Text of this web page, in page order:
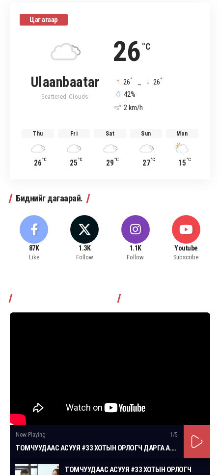
Цаг агаар
26°C
Ulaanbaatar
Scattered Clouds
26° 26°
42%
2 km/h
Thu
26°C
Fri
25°C
Sat
29°C
Sun
27°C
Mon
15°C
Биднийг дагаарай.
87K
Like
1.3K
Follow
1.1K
Follow
Youtube
Subscribe
Now Playing 1 /5
ТОМЧУУДААС АСУУЯ #33 ХОТЫН ОРЛОГЧ ДАРГА А.АМАРТҮВШИН
ТОМЧУУДААС АСУУЯ #33 ХОТЫН ОРЛОГЧ